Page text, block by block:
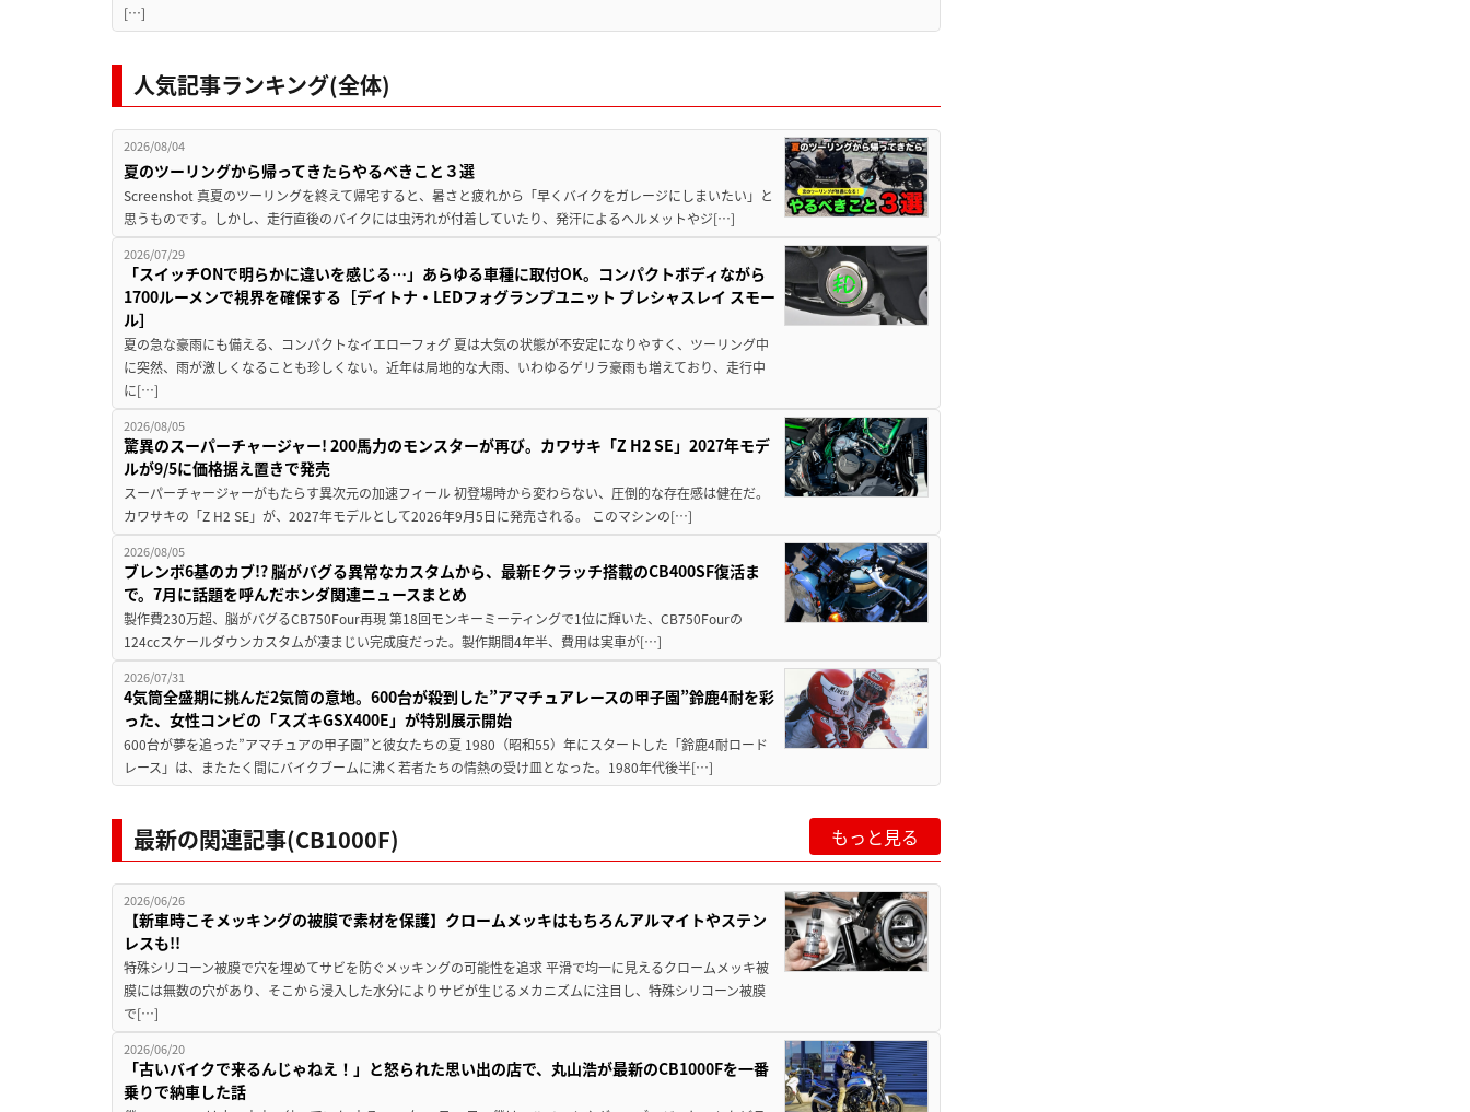
[…]
人気記事ランキング(全体)
2026/08/04
夏のツーリングから帰ってきたらやるべきこと３選
Screenshot 真夏のツーリングを終えて帰宅すると、暑さと疲れから「早くバイクをガレージにしまいたい」と
思うものです。しかし、走行直後のバイクには虫汚れが付着していたり、発汗によるヘルメットやジ[…]
2026/07/29
「スイッチONで明らかに違いを感じる…」あらゆる車種に取付OK。コンパクトボディながら
1700ルーメンで視界を確保する［デイトナ・LEDフォグランプユニット プレシャスレイ スモー
ル］
夏の急な豪雨にも備える、コンパクトなイエローフォグ 夏は大気の状態が不安定になりやすく、ツーリング中
に突然、雨が激しくなることも珍しくない。近年は局地的な大雨、いわゆるゲリラ豪雨も増えており、走行中
に[…]
2026/08/05
驚異のスーパーチャージャー! 200馬力のモンスターが再び。カワサキ「Z H2 SE」2027年モデ
ルが9/5に価格据え置きで発売
スーパーチャージャーがもたらす異次元の加速フィール 初登場時から変わらない、圧倒的な存在感は健在だ。
カワサキの「Z H2 SE」が、2027年モデルとして2026年9月5日に発売される。 このマシンの[…]
2026/08/05
ブレンボ6基のカブ!? 脳がバグる異常なカスタムから、最新Eクラッチ搭載のCB400SF復活ま
で。7月に話題を呼んだホンダ関連ニュースまとめ
製作費230万超、脳がバグるCB750Four再現 第18回モンキーミーティングで1位に輝いた、CB750Fourの
124ccスケールダウンカスタムが凄まじい完成度だった。製作期間4年半、費用は実車が[…]
2026/07/31
4気筒全盛期に挑んだ2気筒の意地。600台が殺到した”アマチュアレースの甲子園”鈴鹿4耐を彩
った、女性コンビの「スズキGSX400E」が特別展示開始
600台が夢を追った”アマチュアの甲子園”と彼女たちの夏 1980（昭和55）年にスタートした「鈴鹿4耐ロード
レース」は、またたく間にバイクブームに沸く若者たちの情熱の受け皿となった。1980年代後半[…]
最新の関連記事(CB1000F) もっと見る
2026/06/26
【新車時こそメッキングの被膜で素材を保護】クロームメッキはもちろんアルマイトやステン
レスも!!
特殊シリコーン被膜で穴を埋めてサビを防ぐメッキングの可能性を追求 平滑で均一に見えるクロームメッキ被
膜には無数の穴があり、そこから浸入した水分によりサビが生じるメカニズムに注目し、特殊シリコーン被膜
で[…]
2026/06/20
「古いバイクで来るんじゃねえ！」と怒られた思い出の店で、丸山浩が最新のCB1000Fを一番
乗りで納車した話